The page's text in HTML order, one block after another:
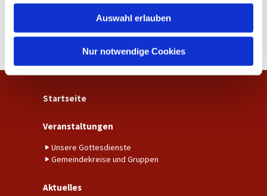
Auswahl erlauben
Nur notwendige Cookies
Startseite
Veranstaltungen
Unsere Gottesdienste
Gemeindekreise und Gruppen
Aktuelles